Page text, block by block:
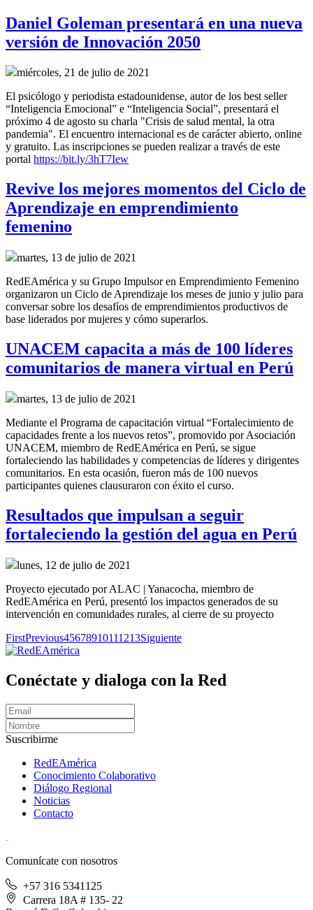
Daniel Goleman presentará en una nueva
versión de Innovación 2050
miércoles, 21 de julio de 2021
El psicólogo y periodista estadounidense, autor de los best seller
“Inteligencia Emocional” e “Inteligencia Social”, presentará el
próximo 4 de agosto su charla "Crisis de salud mental, la otra
pandemia". El encuentro internacional es de carácter abierto, online
y gratuito. Las inscripciones se pueden realizar a través de este
portal https://bit.ly/3hT7Iew
Revive los mejores momentos del Ciclo de
Aprendizaje en emprendimiento
femenino
martes, 13 de julio de 2021
RedEAmérica y su Grupo Impulsor en Emprendimiento Femenino
organizaron un Ciclo de Aprendizaje los meses de junio y julio para
conversar sobre los desafíos de emprendimientos productivos de
base liderados por mujeres y cómo superarlos.
UNACEM capacita a más de 100 líderes
comunitarios de manera virtual en Perú
martes, 13 de julio de 2021
Mediante el Programa de capacitación virtual “Fortalecimiento de
capacidades frente a los nuevos retos”, promovido por Asociación
UNACEM, miembro de RedEAmérica en Perú, se sigue
fortaleciendo las habilidades y competencias de líderes y dirigentes
comunitarios. En esta ocasión, fueron más de 100 nuevos
participantes quienes clausuraron con éxito el curso.
Resultados que impulsan a seguir
fortaleciendo la gestión del agua en Perú
lunes, 12 de julio de 2021
Proyecto ejecutado por ALAC | Yanacocha, miembro de
RedEAmérica en Perú, presentó los impactos generados de su
intervención en comunidades rurales, al cierre de su proyecto
FirstPrevious45678910111213Siguiente
Conéctate y dialoga con la Red
Suscribirme
RedEAmérica
Conocimiento Colaborativo
Diálogo Regional
Noticias
Contacto
Comunícate con nosotros
+57 316 5341125
Carrera 18A # 135- 22